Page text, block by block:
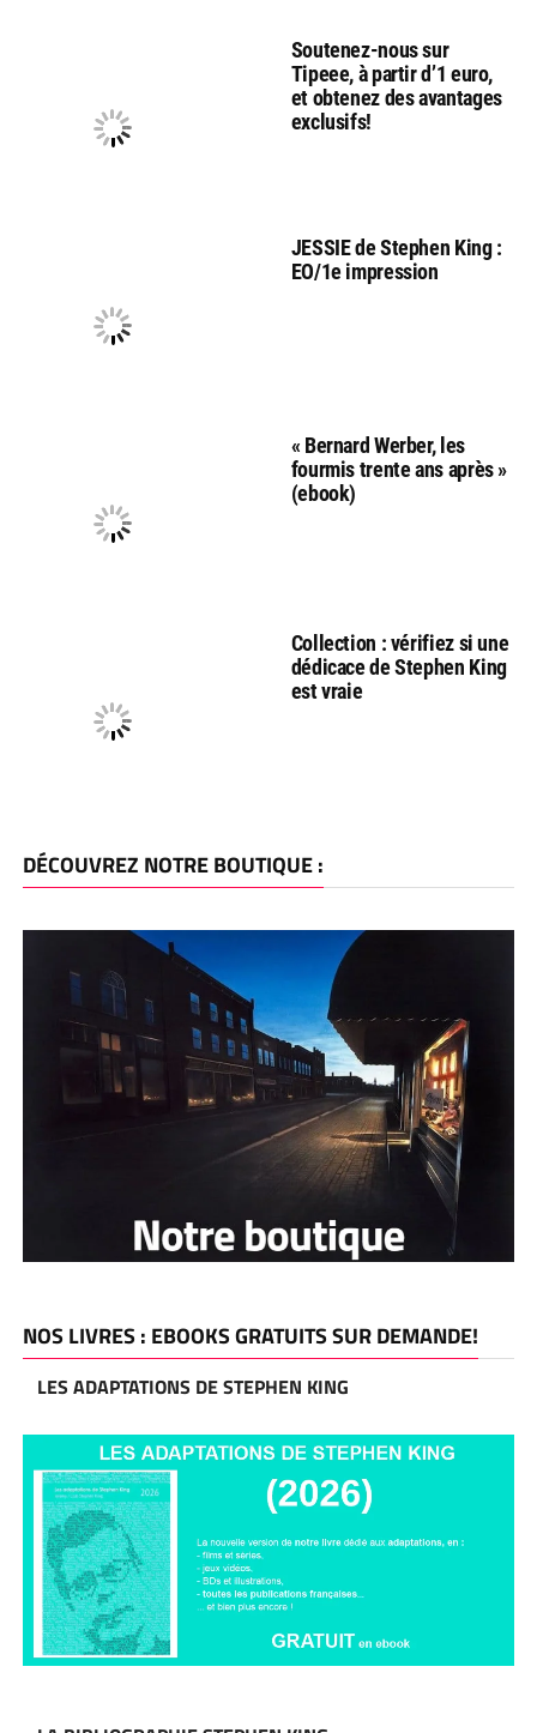
Soutenez-nous sur
Tipeee, à partir d’1 euro,
et obtenez des avantages
exclusifs!
JESSIE de Stephen King :
EO/1e impression
« Bernard Werber, les
fourmis trente ans après »
(ebook)
Collection : vérifiez si une
dédicace de Stephen King
est vraie
DÉCOUVREZ NOTRE BOUTIQUE :
NOS LIVRES : EBOOKS GRATUITS SUR DEMANDE!
LES ADAPTATIONS DE STEPHEN KING